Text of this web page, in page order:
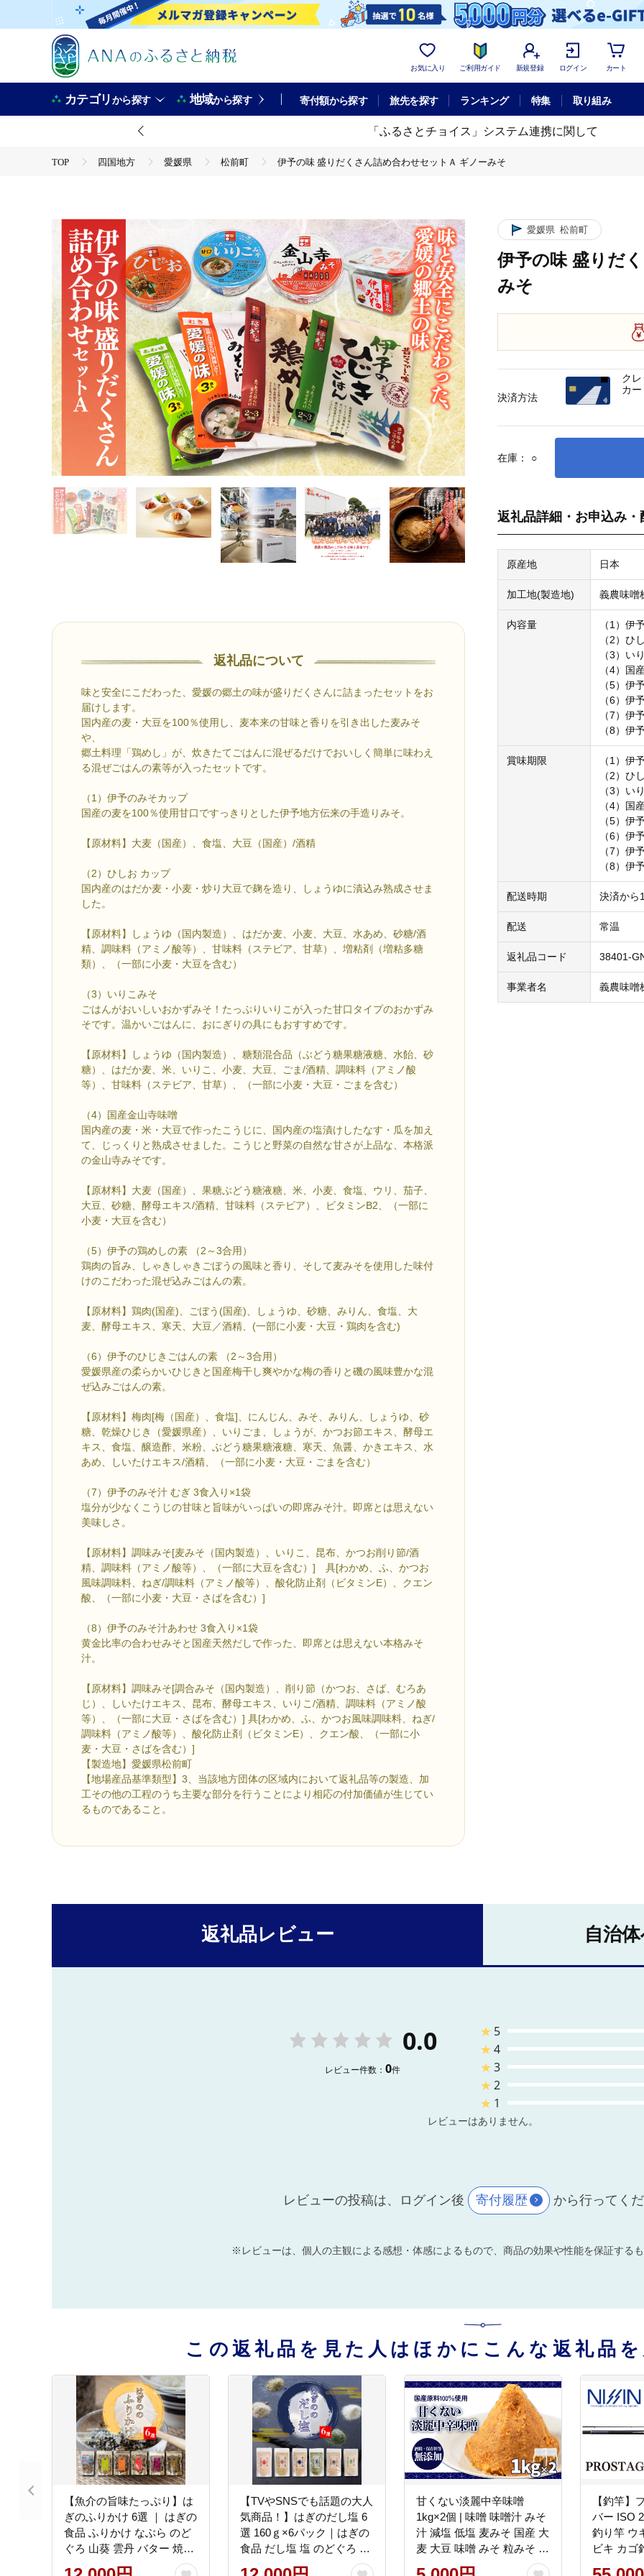
お気に入り ご利用ガイド 新規登録 ログイン カート
カテゴリから探す 地域から探す 寄付額から探す 旅先を探す ランキング 特集 取り組み
「ふるさとチョイス」システム連携に関して
TOP 四国地方 愛媛県 松前町 伊予の味 盛りだくさん詰め合わせセットＡ ギノーみそ
返礼品について
味と安全にこだわった、愛媛の郷土の味が盛りだくさんに詰まったセットをお
届けします。
国内産の麦・大豆を100％使用し、麦本来の甘味と香りを引き出した麦みそ
や、
郷土料理「鶏めし」が、炊きたてごはんに混ぜるだけでおいしく簡単に味わえ
る混ぜごはんの素等が入ったセットです。
（1）伊予のみそカップ
国産の麦を100％使用甘口ですっきりとした伊予地方伝来の手造りみそ。
【原材料】大麦（国産）、食塩、大豆（国産）/酒精
（2）ひしお カップ
国内産のはだか麦・小麦・炒り大豆で麹を造り、しょうゆに漬込み熟成させま
した。
【原材料】しょうゆ（国内製造）、はだか麦、小麦、大豆、水あめ、砂糖/酒
精、調味料（アミノ酸等）、甘味料（ステビア、甘草）、増粘剤（増粘多糖
類）、（一部に小麦・大豆を含む）
（3）いりこみそ
ごはんがおいしいおかずみそ！たっぷりいりこが入った甘口タイプのおかずみ
そです。温かいごはんに、おにぎりの具にもおすすめです。
【原材料】しょうゆ（国内製造）、糖類混合品（ぶどう糖果糖液糖、水飴、砂
糖）、はだか麦、米、いりこ、小麦、大豆、ごま/酒精、調味料（アミノ酸
等）、甘味料（ステビア、甘草）、（一部に小麦・大豆・ごまを含む）
（4）国産金山寺味噌
国内産の麦・米・大豆で作ったこうじに、国内産の塩漬けしたなす・瓜を加え
て、じっくりと熟成させました。こうじと野菜の自然な甘さが上品な、本格派
の金山寺みそです。
【原材料】大麦（国産）、果糖ぶどう糖液糖、米、小麦、食塩、ウリ、茄子、
大豆、砂糖、酵母エキス/酒精、甘味料（ステビア）、ビタミンB2、（一部に
小麦・大豆を含む）
（5）伊予の鶏めしの素 （2～3合用）
鶏肉の旨み、しゃきしゃきごぼうの風味と香り、そして麦みそを使用した味付
けのこだわった混ぜ込みごはんの素。
【原材料】鶏肉(国産)、ごぼう(国産)、しょうゆ、砂糖、みりん、食塩、大
麦、酵母エキス、寒天、大豆／酒精、(一部に小麦・大豆・鶏肉を含む)
（6）伊予のひじきごはんの素 （2～3合用）
愛媛県産の柔らかいひじきと国産梅干し爽やかな梅の香りと磯の風味豊かな混
ぜ込みごはんの素。
【原材料】梅肉[梅（国産）、食塩]、にんじん、みそ、みりん、しょうゆ、砂
糖、乾燥ひじき（愛媛県産）、いりごま、しょうが、かつお節エキス、酵母エ
キス、食塩、醸造酢、米粉、ぶどう糖果糖液糖、寒天、魚醤、かきエキス、水
あめ、しいたけエキス/酒精、（一部に小麦・大豆・ごまを含む）
（7）伊予のみそ汁 むぎ 3食入り×1袋
塩分が少なくこうじの甘味と旨味がいっぱいの即席みそ汁。即席とは思えない
美味しさ。
【原材料】調味みそ[麦みそ（国内製造）、いりこ、昆布、かつお削り節/酒
精、調味料（アミノ酸等）、（一部に大豆を含む）] 具[わかめ、ふ、かつお
風味調味料、ねぎ/調味料（アミノ酸等）、酸化防止剤（ビタミンE）、クエン
酸、（一部に小麦・大豆・さばを含む）]
（8）伊予のみそ汁あわせ 3食入り×1袋
黄金比率の合わせみそと国産天然だしで作った、即席とは思えない本格みそ
汁。
【原材料】調味みそ[調合みそ（国内製造）、削り節（かつお、さば、むろあ
じ）、しいたけエキス、昆布、酵母エキス、いりこ/酒精、調味料（アミノ酸
等）、（一部に大豆・さばを含む）] 具[わかめ、ふ、かつお風味調味料、ねぎ/
調味料（アミノ酸等）、酸化防止剤（ビタミンE）、クエン酸、（一部に小
麦・大豆・さばを含む）]
【製造地】愛媛県松前町
【地場産品基準類型】3、当該地方団体の区域内において返礼品等の製造、加
工その他の工程のうち主要な部分を行うことにより相応の付加価値が生じてい
るものであること。
愛媛県 松前町
伊予の味 盛りだ
みそ
在庫： ○
返礼品詳細・お申込み・
原産地 日本
加工地(製造地) 義農味噌
内容量
（1）伊
（2）ひ
（3）い
（4）国
（5）伊
（6）伊
（7）伊
（8）伊
賞味期限
（1）伊
（2）ひ
（3）い
（4）国
（5）伊
（6）伊
（7）伊
（8）伊
配送時期 決済から
配送 常温
返礼品コード 38401-
事業者名 義農味噌
決済方法
ク
カ
返礼品レビュー 自治
0.0
レビュー件数： 0件
★ 5
★4
★3
★2
★ 1
レビューはありません。
レビューの投稿は、ログイン後 寄付履歴 から行ってく
※レビューは、個人の主観による感想・体感によるもので、商品の効果や性能を保証する
この返礼品を見た人はほかにこんな返礼品
【魚介の旨味たっぷり】は
ぎのふりかけ 6選 ｜ はぎの
食品 ふりかけ なぶら のど
ぐろ 山葵 雲丹 バター 焼き
あご 明太子 赤しそ うなぎ
【TVやSNSでも話題の大人
気商品！】はぎのだし塩 6
選 160ｇ×6パック｜はぎの
食品 だし塩 塩 のどぐろ 真
鯛 あご あおさ しじみ 昆布
甘くない淡麗中辛味噌
1kg×2個 | 味噌 味噌汁 みそ
汁 減塩 低塩 麦みそ 国産 大
麦 大豆 味噌 みそ 粒みそ 調
味料 はだか麦 はだかむぎ
【釣竿】
バー ISO
釣り竿 ウ
ビキ カゴ